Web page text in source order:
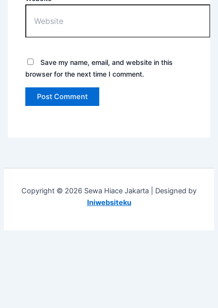
Save my name, email, and website in this
browser for the next time I comment.
Copyright © 2026 Sewa Hiace Jakarta | Designed by
Iniwebsiteku